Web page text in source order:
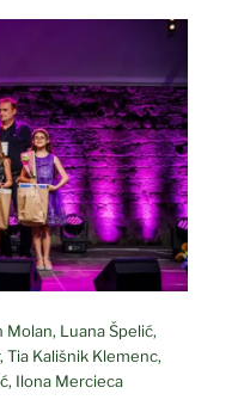
Luana Špelić,
Kališnik Klemenc,
Ilona Mercieca